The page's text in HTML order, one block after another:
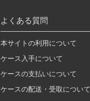
よくある質問
本サイトの利用について
ケース入手について
ケースの支払いについて
ケースの配送・受取について